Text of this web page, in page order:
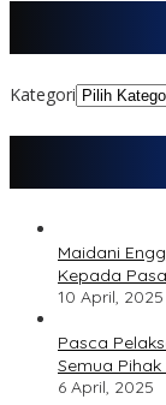
Kategori
Maidani
Kepada
10 April, 2025
Pasca
Semua
6 April, 2025